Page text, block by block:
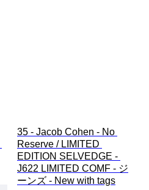
35 - Jacob Cohen - No
Reserve / LIMITED
EDITION SELVEDGE -
J622 LIMITED COMF - ジ
ーンズ - New with tags